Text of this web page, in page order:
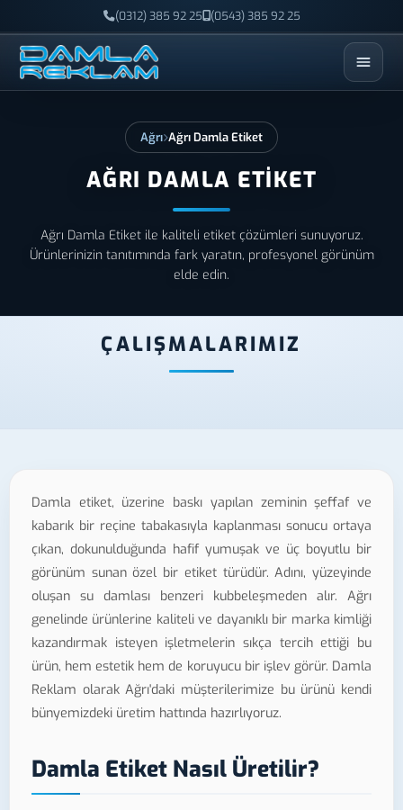
(0312) 385 92 25 (0543) 385 92 25
ESC
Ağrı Ağrı Damla Etiket
AĞRI DAMLA ETIKET
Ağrı Damla Etiket ile kaliteli etiket çözümleri sunuyoruz.
Ürünlerinizin tanıtımında fark yaratın, profesyonel görünüm
elde edin.
ÇALIŞMALARIMIZ
Damla etiket, üzerine baskı yapılan zeminin şeffaf ve
kabarık bir reçine tabakasıyla kaplanması sonucu ortaya
çıkan, dokunulduğunda hafif yumuşak ve üç boyutlu bir
görünüm sunan özel bir etiket türüdür. Adını, yüzeyinde
oluşan su damlası benzeri kubbeleşmeden alır. Ağrı
genelinde ürünlerine kaliteli ve dayanıklı bir marka kimliği
kazandırmak isteyen işletmelerin sıkça tercih ettiği bu
ürün, hem estetik hem de koruyucu bir işlev görür. Damla
Reklam olarak Ağrı'daki müşterilerimize bu ürünü kendi
bünyemizdeki üretim hattında hazırlıyoruz.
Damla Etiket Nasıl Üretilir?